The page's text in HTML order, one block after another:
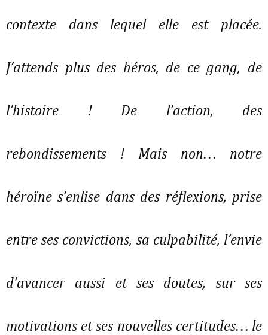
contexte dans lequel elle est placée.
J’attends plus des héros, de ce gang, de
l’histoire ! De l’action, des
rebondissements ! Mais non… notre
héroïne s’enlise dans des réflexions, prise
entre ses convictions, sa culpabilité, l’envie
d’avancer aussi et ses doutes, sur ses
motivations et ses nouvelles certitudes… le